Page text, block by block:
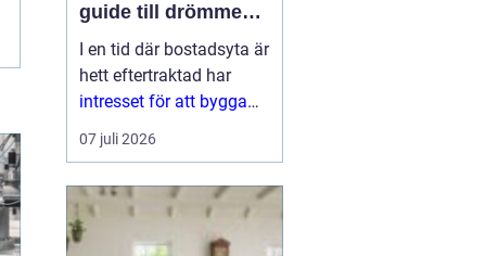
guide till drömmen
om extra yta
I en tid där bostadsyta är
hett eftertraktad har
intresset för att bygga
balkong
bostadsrättsförening
balkon...
07 juli 2026